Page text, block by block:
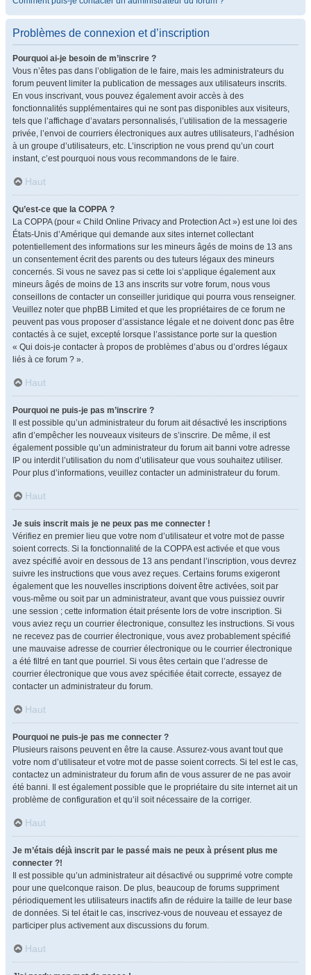
Problèmes de connexion et d’inscription
Pourquoi ai-je besoin de m’inscrire ?
Vous n’êtes pas dans l’obligation de le faire, mais les administrateurs du
forum peuvent limiter la publication de messages aux utilisateurs inscrits.
En vous inscrivant, vous pouvez également avoir accès à des
fonctionnalités supplémentaires qui ne sont pas disponibles aux visiteurs,
tels que l’affichage d’avatars personnalisés, l’utilisation de la messagerie
privée, l’envoi de courriers électroniques aux autres utilisateurs, l’adhésion
à un groupe d’utilisateurs, etc. L’inscription ne vous prend qu’un court
instant, c’est pourquoi nous vous recommandons de le faire.
Haut
Qu’est-ce que la COPPA ?
La COPPA (pour « Child Online Privacy and Protection Act ») est une loi des
États-Unis d’Amérique qui demande aux sites internet collectant
potentiellement des informations sur les mineurs âgés de moins de 13 ans
un consentement écrit des parents ou des tuteurs légaux des mineurs
concernés. Si vous ne savez pas si cette loi s’applique également aux
mineurs âgés de moins de 13 ans inscrits sur votre forum, nous vous
conseillons de contacter un conseiller juridique qui pourra vous renseigner.
Veuillez noter que phpBB Limited et que les propriétaires de ce forum ne
peuvent pas vous proposer d’assistance légale et ne doivent donc pas être
contactés à ce sujet, excepté lorsque l’assistance porte sur la question
« Qui dois-je contacter à propos de problèmes d’abus ou d’ordres légaux
liés à ce forum ? ».
Haut
Pourquoi ne puis-je pas m’inscrire ?
Il est possible qu’un administrateur du forum ait désactivé les inscriptions
afin d’empêcher les nouveaux visiteurs de s’inscrire. De même, il est
également possible qu’un administrateur du forum ait banni votre adresse
IP ou interdit l’utilisation du nom d’utilisateur que vous souhaitez utiliser.
Pour plus d’informations, veuillez contacter un administrateur du forum.
Haut
Je suis inscrit mais je ne peux pas me connecter !
Vérifiez en premier lieu que votre nom d’utilisateur et votre mot de passe
soient corrects. Si la fonctionnalité de la COPPA est activée et que vous
avez spécifié avoir en dessous de 13 ans pendant l’inscription, vous devrez
suivre les instructions que vous avez reçues. Certains forums exigeront
également que les nouvelles inscriptions doivent être activées, soit par
vous-même ou soit par un administrateur, avant que vous puissiez ouvrir
une session ; cette information était présente lors de votre inscription. Si
vous aviez reçu un courrier électronique, consultez les instructions. Si vous
ne recevez pas de courrier électronique, vous avez probablement spécifié
une mauvaise adresse de courrier électronique ou le courrier électronique
a été filtré en tant que pourriel. Si vous êtes certain que l’adresse de
courrier électronique que vous avez spécifiée était correcte, essayez de
contacter un administrateur du forum.
Haut
Pourquoi ne puis-je pas me connecter ?
Plusieurs raisons peuvent en être la cause. Assurez-vous avant tout que
votre nom d’utilisateur et votre mot de passe soient corrects. Si tel est le cas,
contactez un administrateur du forum afin de vous assurer de ne pas avoir
été banni. Il est également possible que le propriétaire du site internet ait un
problème de configuration et qu’il soit nécessaire de la corriger.
Haut
Je m’étais déjà inscrit par le passé mais ne peux à présent plus me
connecter ?!
Il est possible qu’un administrateur ait désactivé ou supprimé votre compte
pour une quelconque raison. De plus, beaucoup de forums suppriment
périodiquement les utilisateurs inactifs afin de réduire la taille de leur base
de données. Si tel était le cas, inscrivez-vous de nouveau et essayez de
participer plus activement aux discussions du forum.
Haut